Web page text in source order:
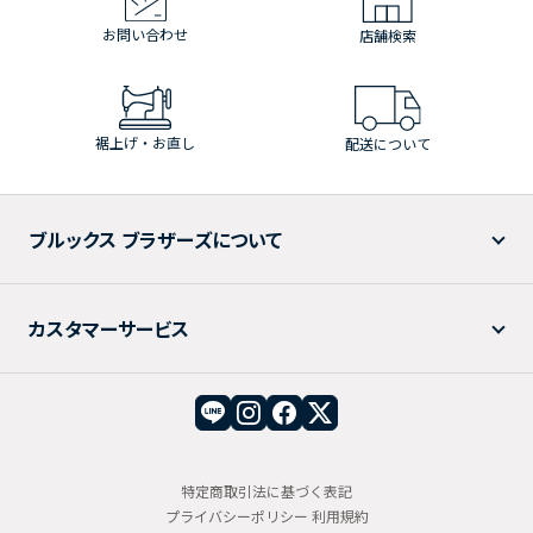
お問い合わせ 店舗検索
裾上げ・お直し 配送について
ブルックス ブラザーズについて
カスタマーサービス
特定商取引法に基づく表記
プライバシーポリシー 利用規約